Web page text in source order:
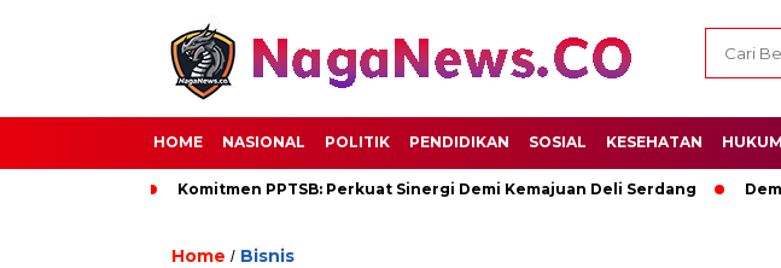
HOME NASIONAL POLITIK PENDIDIKAN SOSIAL KESEHATAN
Komitmen PPTSB: Perkuat Sinergi Demi Kemajuan Deli Serdang
Home / Bisnis